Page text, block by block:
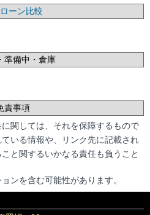
ーン比較
準備中・倉庫
責事項
関しては、それを保障するもので
いる情報や、リンク先に記載され
と関するいかなる責任も負うこと
ンを含む可能性があります。